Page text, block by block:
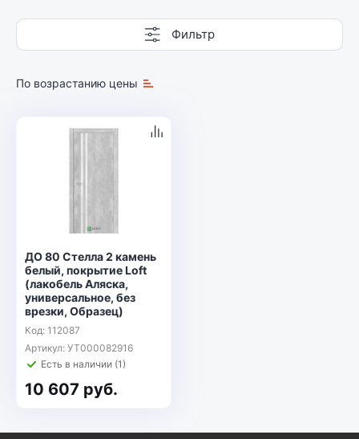
Фильтр
По возрастанию цены
ДО 80 Стелла 2 камень
белый, покрытие Loft
(лакобель Аляска,
универсальное, без
врезки, Образец)
Код: 112087
Артикул: УТ000082916
Есть в наличии (1)
10 607 руб.